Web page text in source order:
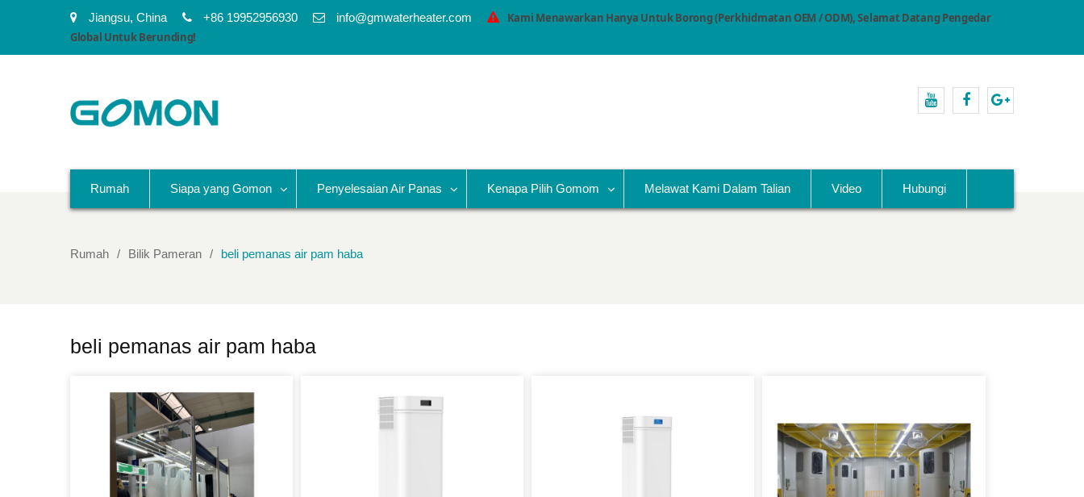
Jiangsu, China +86 19952956930 info@gmwaterheater.com
Kami Menawarkan Hanya Untuk Borong (Perkhidmatan OEM / ODM), Selamat Datang Pengedar
Global Untuk Berunding!
Rumah Siapa yang Gomon Penyelesaian Air Panas Kenapa Pilih Gomom Melawat Kami Dalam Talian Video Hubungi
Rumah Bilik Pameran beli pemanas air pam haba
beli pemanas air pam haba